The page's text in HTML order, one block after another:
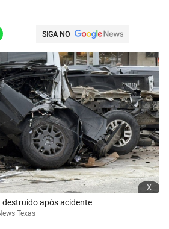
SIGA NO
x
após acidente
Texas